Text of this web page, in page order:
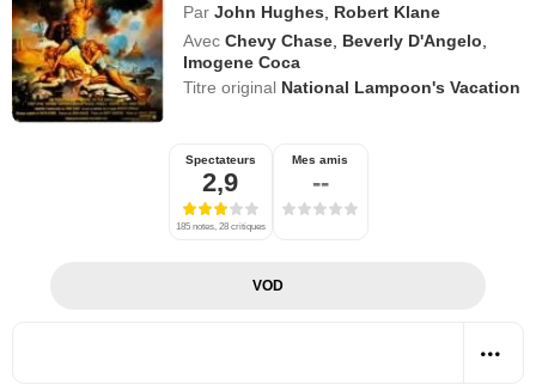
Par John Hughes
Robert Klane
Avec Chevy Chase Beverly D'Angelo
Imogene Coca
Titre original National Lampoon's Vacation
Spectateurs
2,9
185 notes, 28 critiques
Mes amis
--
VOD